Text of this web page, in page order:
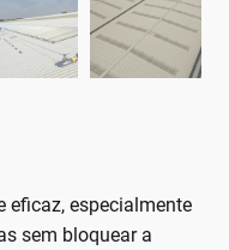
eficaz, especialmente
sem bloquear a